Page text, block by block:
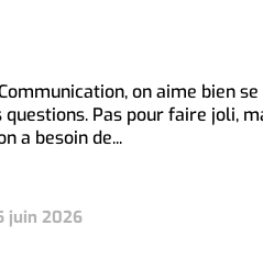
on aime bien se
questions. Pas pour faire joli,
a besoin de...
juin 2026